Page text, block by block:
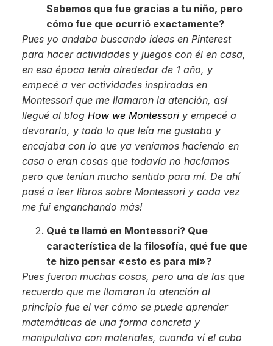
Sabemos que fue gracias a tu niño, pero
cómo fue que ocurrió exactamente?
Pues yo andaba buscando ideas en Pinterest
para hacer actividades y juegos con él en casa,
en esa época tenía alrededor de 1 año, y
empecé a ver actividades inspiradas en
Montessori que me llamaron la atención, así
llegué al blog How we Montessori y empecé a
devorarlo, y todo lo que leía me gustaba y
encajaba con lo que ya veníamos haciendo en
casa o eran cosas que todavía no hacíamos
pero que tenían mucho sentido para mí. De ahí
pasé a leer libros sobre Montessori y cada vez
me fui enganchando más!
Qué te llamó en Montessori? Que
característica de la filosofía, qué fue que
te hizo pensar «esto es para mí»?
Pues fueron muchas cosas, pero una de las que
recuerdo que me llamaron la atención al
principio fue el ver cómo se puede aprender
matemáticas de una forma concreta y
manipulativa con materiales, cuando ví el cubo